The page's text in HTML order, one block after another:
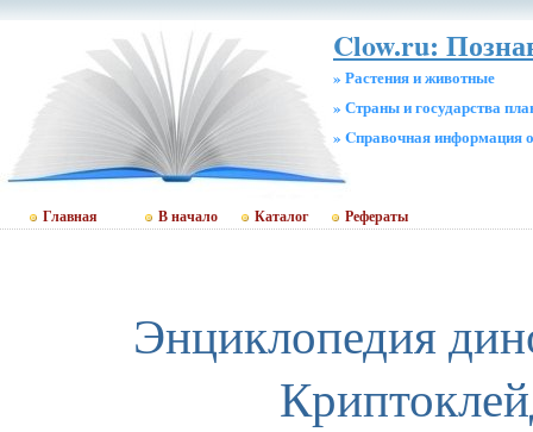
Clow.ru:
» Растения и животные
» Страны и государства
» Cправочная информация
Главная В начало Каталог Рефераты
Энциклопедия